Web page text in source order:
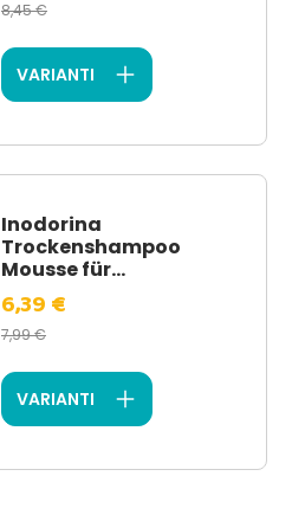
8,45 €
VARIANTI
Inodorina
Trockenshampoo
Mousse für...
6,39 €
7,99 €
VARIANTI